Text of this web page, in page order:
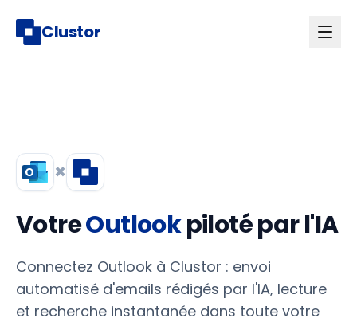
Clustor
×
VotreOutlookpiloté par l'IA
Connectez Outlook à Clustor : envoi
automatisé d'emails rédigés par l'IA, lecture
et recherche instantanée dans toute votre